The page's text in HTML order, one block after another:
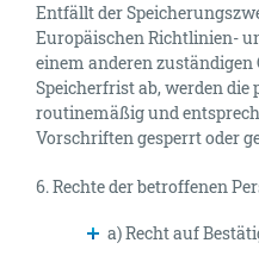
Entfällt der
Europäischen Richtlinien-
einem anderen zuständigen
Speicherfrist ab, werden die
routinemäßig und
Vorschriften gesperrt oder
6. Rechte der betroffenen
a) Recht auf